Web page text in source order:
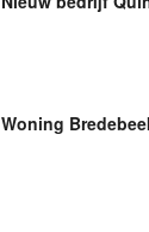
Woning